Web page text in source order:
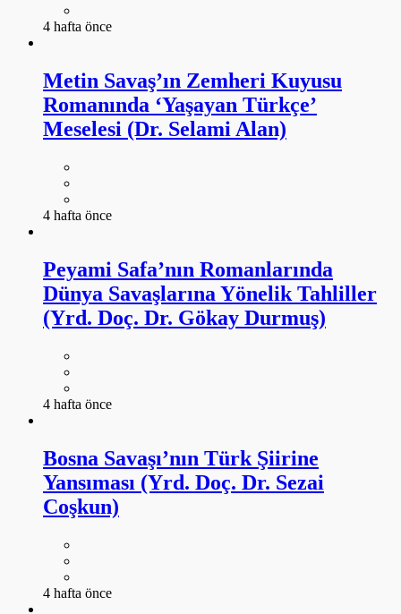
4 hafta önce
Metin Savaş’ın Zemheri Kuyusu
Romanında ‘Yaşayan Türkçe’
Meselesi (Dr. Selami Alan)
4 hafta önce
Peyami Safa’nın Romanlarında
Dünya Savaşlarına Yönelik Tahliller
(Yrd. Doç. Dr. Gökay Durmuş)
4 hafta önce
Bosna Savaşı’nın Türk Şiirine
Yansıması (Yrd. Doç. Dr. Sezai
Coşkun)
4 hafta önce